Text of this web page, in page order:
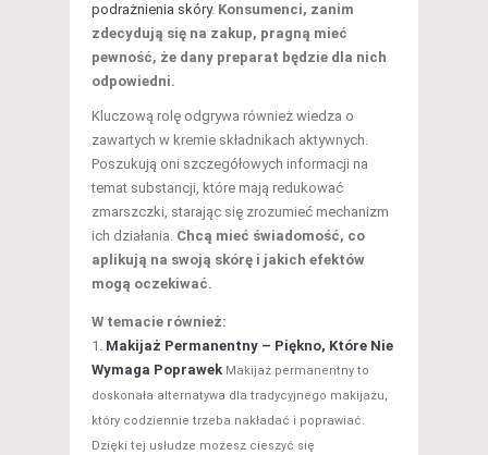
podrażnienia skóry. Konsumenci, zanim
zdecydują się na zakup, pragną mieć
pewność, że dany preparat będzie dla nich
odpowiedni.
Kluczową rolę odgrywa również wiedza o
zawartych w kremie składnikach aktywnych.
Poszukują oni szczegółowych informacji na
temat substancji, które mają redukować
zmarszczki, starając się zrozumieć mechanizm
ich działania. Chcą mieć świadomość, co
aplikują na swoją skórę i jakich efektów
mogą oczekiwać.
W temacie również:
Makijaż Permanentny – Piękno, Które Nie
Wymaga Poprawek Makijaż permanentny to
doskonała alternatywa dla tradycyjnego makijażu,
który codziennie trzeba nakładać i poprawiać.
Dzięki tej usłudze możesz cieszyć się